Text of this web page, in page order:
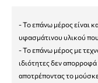
- Το επάνω μέρος είναι
υφασμάτινου υλικού
- Το επάνω μέρος με
ιδιότητες δεν
αποτρέποντας το